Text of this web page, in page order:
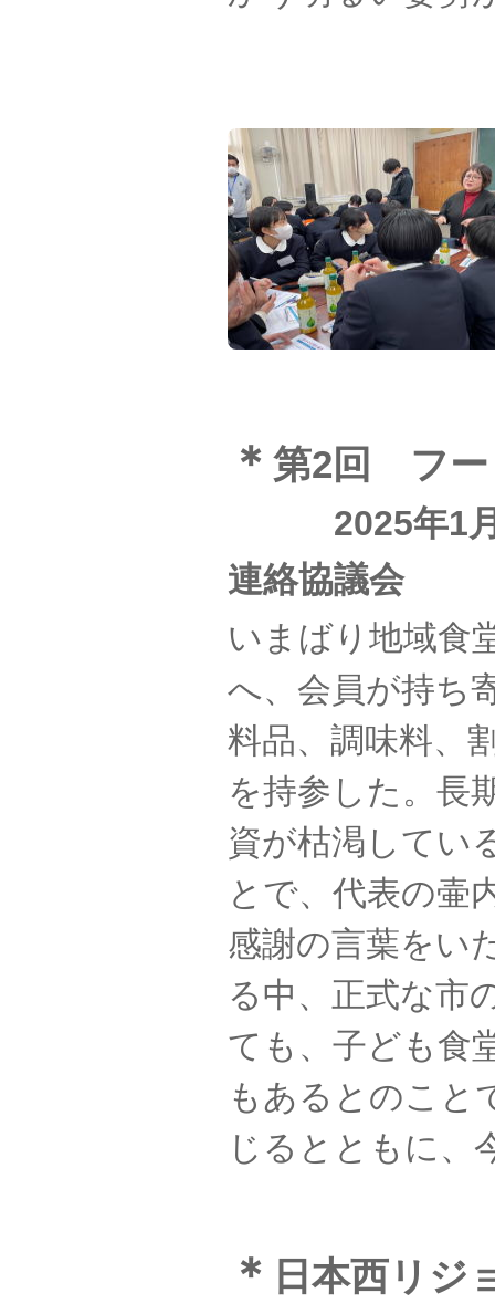
＊ 第2回 フー
2025年1月
連絡協議会
いまばり地域食
へ、会員が持ち
料品、調味料、
を持参した。長
資が枯渇してい
とで、代表の壷
感謝の言葉をい
る中、正式な市
ても、子ども食
もあるとのこと
じるとともに、
＊ 日本西リジ